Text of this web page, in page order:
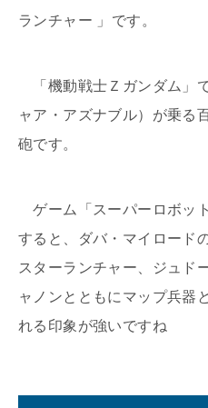
ランチャー 」です。
「機動戦士Ｚガンダム」
ャア・アズナブル）が乗る
砲です。
ゲーム「スーパーロボッ
すると、ダバ・マイロード
スターランチャー、ジュド
ャノンとともにマップ兵器
れる印象が強いですね